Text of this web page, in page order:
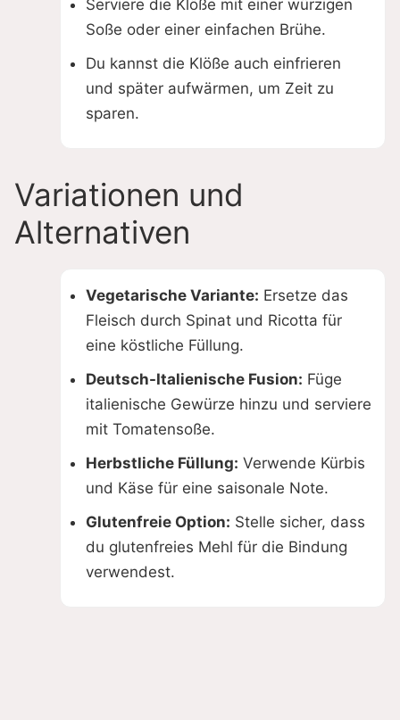
Serviere die Klöße mit einer würzigen
Soße oder einer einfachen Brühe.
Du kannst die Klöße auch einfrieren
und später aufwärmen, um Zeit zu
sparen.
Variationen und
Alternativen
Vegetarische Variante: Ersetze das
Fleisch durch Spinat und Ricotta für
eine köstliche Füllung.
Deutsch-Italienische Fusion: Füge
italienische Gewürze hinzu und serviere
mit Tomatensoße.
Herbstliche Füllung: Verwende Kürbis
und Käse für eine saisonale Note.
Glutenfreie Option: Stelle sicher, dass
du glutenfreies Mehl für die Bindung
verwendest.